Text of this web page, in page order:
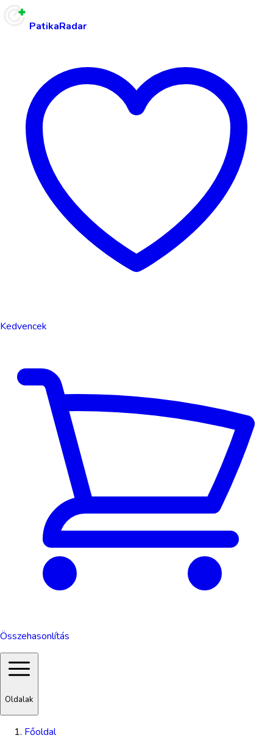
PatikaRadar
Kedvencek
Összehasonlítás
Oldalak
Főoldal